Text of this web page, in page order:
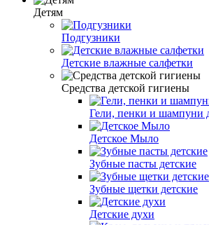
Детям
Подгузники
Детские влажные салфетки
Средства детской гигиены
Гели, пенки и шампуни
Детское Мыло
Зубные пасты детские
Зубные щетки детские
Детские духи